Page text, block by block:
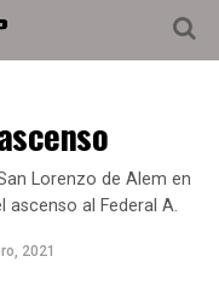
Lorenzo de Alem en
ascenso al Federal A.
2021